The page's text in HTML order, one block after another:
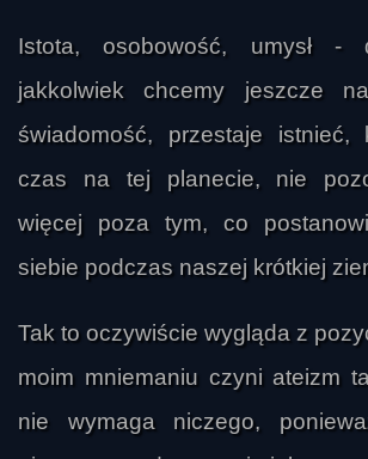
Istota, osobowość, umysł
jakkolwiek chcemy jeszcze
świadomość, przestaje istnieć,
czas na tej planecie, nie
więcej poza tym, co
siebie podczas naszej krótkiej
Tak to oczywiście wygląda z
moim mniemaniu czyni ateizm
nie wymaga niczego,